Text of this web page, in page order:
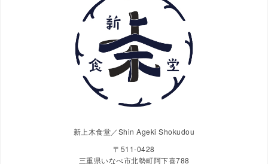
新上木食堂／Shin Ageki Shokudou
〒511-0428
三重県いなべ市北勢町阿下喜788